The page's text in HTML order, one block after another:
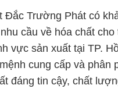
Đắc Trường Phát có
cầu về hóa chất cho
vực sản xuất tại TP.
cung cấp và phân
đáng tin cậy, chất